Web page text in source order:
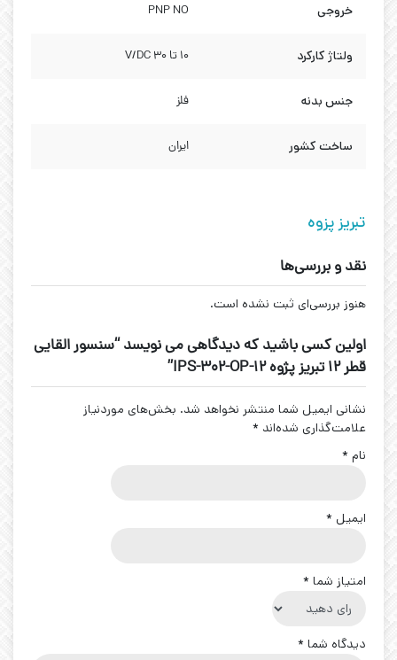
خروجی PNP NO
ولتاژ کارکرد 10 تا 30 V/DC
جنس بدنه فلز
ساخت کشور ایران
تبریز پزوه
نقد و بررسی‌ها
هنوز بررسی‌ای ثبت نشده است.
اولین کسی باشید که دیدگاهی می نویسد “سنسور القایی
قطر 12 تبریز پژوه IPS-302-OP-12”
نشانی ایمیل شما منتشر نخواهد شد. بخش‌های موردنیاز
علامت‌گذاری شده‌اند *
نام *
ایمیل *
امتیاز شما *
دیدگاه شما *